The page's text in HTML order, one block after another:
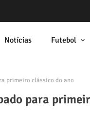
Notícias Futebol
primeiro clássico do ano
para